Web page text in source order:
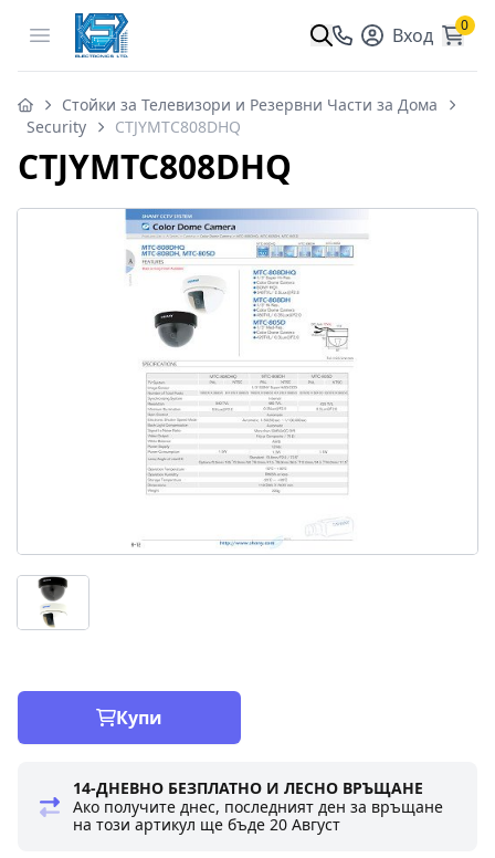
Open menu Вход 0
Стойки за Телевизори и Резервни Части за Дома
Security
CTJYMTC808DHQ
CTJYMTC808DHQ
Купи
14-ДНЕВНО БЕЗПЛАТНО И ЛЕСНО ВРЪЩАНЕ
Ако получите днес, последният ден за връщане
на този артикул ще бъде20 Август